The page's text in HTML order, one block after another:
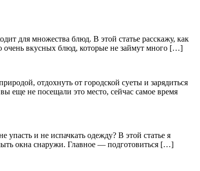
для множества блюд. В этой статье расскажу, как
очень вкусных блюд, которые не займут много […]
отдохнуть от городской суеты и зарядиться
еще не посещали это место, сейчас самое время
и не испачкать одежду? В этой статье я
окна снаружи. Главное — подготовиться […]